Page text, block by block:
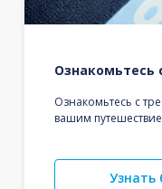
Ознакомьтесь
Ознакомьтесь с
вашим
Узнать